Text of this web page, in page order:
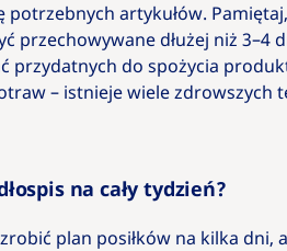
artykułów.
przechowywane dłużej niż
przydatnych do spożycia
– istnieje wiele
na cały tydzień?
plan posiłków na kilka